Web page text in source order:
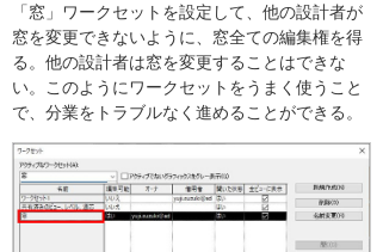
「窓」ワークセットを設定して、他の設計者が
窓を変更できないように、窓全ての編集権を得
る。他の設計者は窓を変更することはできな
い。このようにワークセットをうまく使うこと
で、分業をトラブルなく進めることができる。